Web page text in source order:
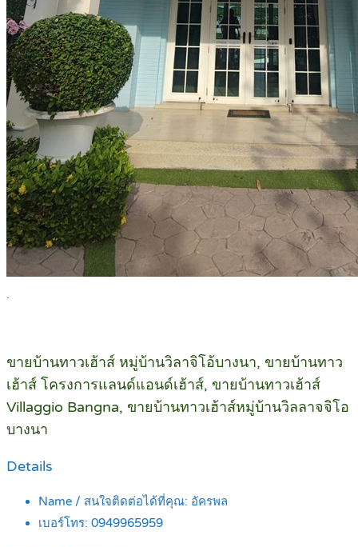
.
ขายบ้านทาวเฮ้าส์ หมู่บ้านวิลาจิโอ้บางนา, ขายบ้านทาว
เฮ้าส์ โครงการแลนด์แอนด์เฮ้าส์, ขายบ้านทาวเฮ้าส์
Villaggio Bangna, ขายบ้านทาวเฮ้าส์หมู่บ้านวิลลาจจิโอ
บางนา
Details
Name / สนใจติดต่อได้ที่คุณ: อัครพล
เบอร์โทร: 0949965959